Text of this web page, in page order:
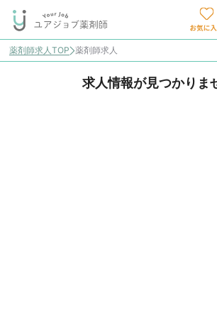
薬剤師求人TOP 薬剤師求人
求人情報が見つかりま